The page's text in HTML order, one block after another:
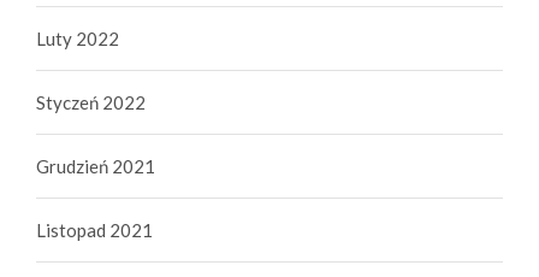
Luty 2022
Styczeń 2022
Grudzień 2021
Listopad 2021